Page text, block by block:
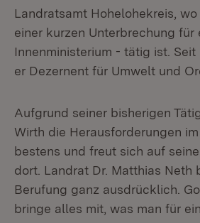
Landratsamt Hohelohekreis,
einer kurzen Unterbrechung für
Innenministerium - tätig ist.
er Dezernent für Umwelt und
Aufgrund seiner bisherigen
Wirth die Herausforderungen
bestens und freut sich auf
dort. Landrat Dr. Matthias Neth
Berufung ganz ausdrücklich.
bringe alles mit, was man für